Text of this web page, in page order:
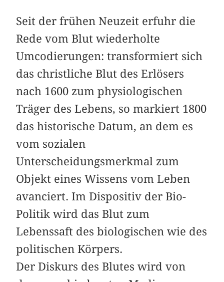
Seit der frühen Neuzeit erfuhr die
Rede vom Blut wiederholte
Umcodierungen: transformiert sich
das christliche Blut des Erlösers
nach 1600 zum physiologischen
Träger des Lebens, so markiert 1800
das historische Datum, an dem es
vom sozialen
Unterscheidungsmerkmal zum
Objekt eines Wissens vom Leben
avanciert. Im Dispositiv der Bio-
Politik wird das Blut zum
Lebenssaft des biologischen wie des
politischen Körpers.
Der Diskurs des Blutes wird von